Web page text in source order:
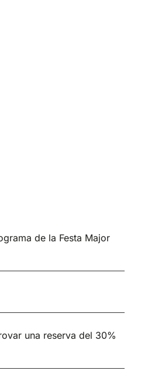
de la Festa Major
una reserva del 30%